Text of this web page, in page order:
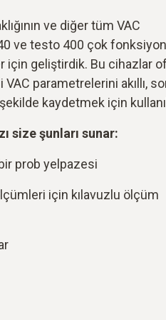
ve diğer tüm VAC
ve testo 400 çok
için geliştirdik. Bu cihazlar
parametrelerini akıllı,
kaydetmek için
size şunları sunar:
prob yelpazesi
için kılavuzlu ölçüm